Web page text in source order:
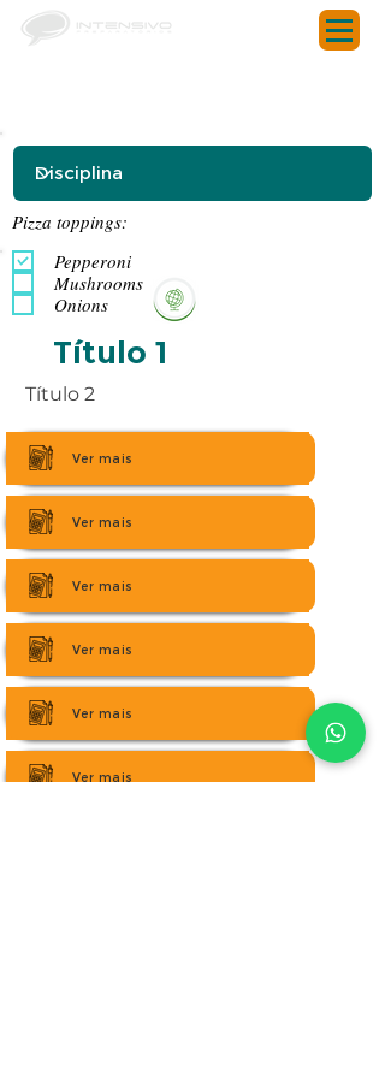
Pizza toppings:
Pepperoni
Mushrooms
Onions
Título 1
Título 2
Ver mais
Ver mais
Ver mais
Ver mais
Ver mais
Ver mais